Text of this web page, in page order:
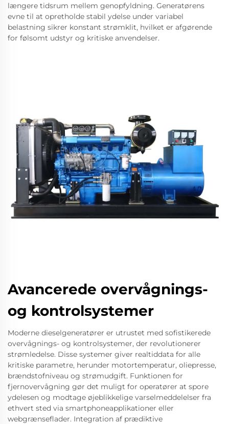
længere tidsrum mellem genopfyldning. Generatørens
evne til at opretholde stabil ydelse under variabel
belastning sikrer konstant strømklit, hvilket er afgørende
for følsomt udstyr og kritiske anvendelser.
Avancerede overvågnings-
og kontrolsystemer
Moderne dieselgeneratører er utrustet med sofistikerede
overvågnings- og kontrolsystemer, der revolutionerer
strømledelse. Disse systemer giver realtiddata for alle
kritiske parametre, herunder motortemperatur, oliepresse,
brændstofniveau og strømudgift. Funktionen for
fjernovervågning gør det muligt for operatører at spore
ydelesen og modtage øjeblikkelige varselmeddelelser fra
ethvert sted via smartphoneapplikationer eller
webgrænseflader. Integration af prædiktive